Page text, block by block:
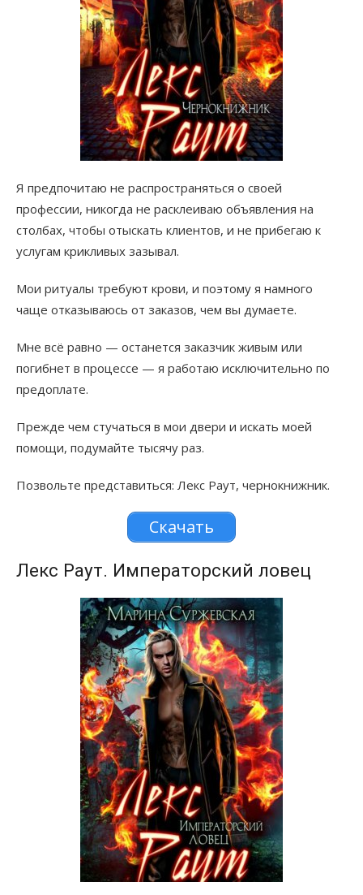
Я предпочитаю не распространяться о своей
профессии, никогда не расклеиваю объявления на
столбах, чтобы отыскать клиентов, и не прибегаю к
услугам крикливых зазывал.
Мои ритуалы требуют крови, и поэтому я намного
чаще отказываюсь от заказов, чем вы думаете.
Мне всё равно — останется заказчик живым или
погибнет в процессе — я работаю исключительно по
предоплате.
Прежде чем стучаться в мои двери и искать моей
помощи, подумайте тысячу раз.
Позвольте представиться: Лекс Раут, чернокнижник.
Скачать
Лекс Раут. Императорский ловец